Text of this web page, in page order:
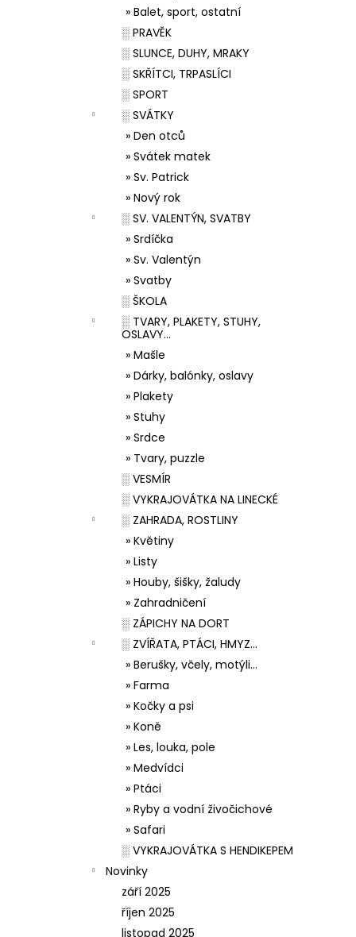
» Balet, sport, ostatní
░ PRAVĚK
░ SLUNCE, DUHY, MRAKY
░ SKŘÍTCI, TRPASLÍCI
░ SPORT
░ SVÁTKY
» Den otců
» Svátek matek
» Sv. Patrick
» Nový rok
░ SV. VALENTÝN, SVATBY
» Srdíčka
» Sv. Valentýn
» Svatby
░ ŠKOLA
░ TVARY, PLAKETY, STUHY,
OSLAVY...
» Mašle
» Dárky, balónky, oslavy
» Plakety
» Stuhy
» Srdce
» Tvary, puzzle
░ VESMÍR
░ VYKRAJOVÁTKA NA LINECKÉ
░ ZAHRADA, ROSTLINY
» Květiny
» Listy
» Houby, šišky, žaludy
» Zahradničení
░ ZÁPICHY NA DORT
░ ZVÍŘATA, PTÁCI, HMYZ...
» Berušky, včely, motýli...
» Farma
» Kočky a psi
» Koně
» Les, louka, pole
» Medvídci
» Ptáci
» Ryby a vodní živočichové
» Safari
░ VYKRAJOVÁTKA S HENDIKEPEM
Novinky
září 2025
říjen 2025
listopad 2025